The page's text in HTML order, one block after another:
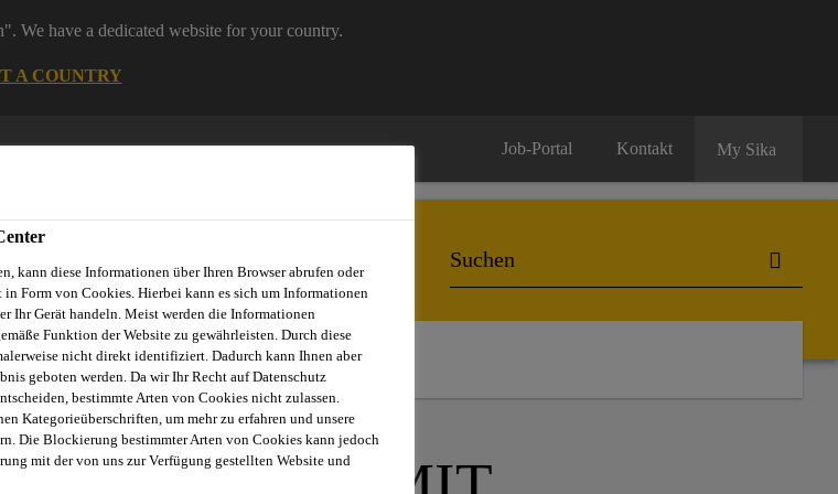
We have a dedicated website for your country.
A COUNTRY
Job-Portal Kontakt My Sika
kann diese Informationen über Ihren Browser abrufen oder
in Form von Cookies. Hierbei kann es sich um Informationen
Ihr Gerät handeln. Meist werden die Informationen
Funktion der Website zu gewährleisten. Durch diese
nicht direkt identifiziert. Dadurch kann Ihnen aber
geboten werden. Da wir Ihr Recht auf Datenschutz
bestimmte Arten von Cookies nicht zulassen.
Kategorieüberschriften, um mehr zu erfahren und unsere
Die Blockierung bestimmter Arten von Cookies kann jedoch
mit der von uns zur Verfügung gestellten Website und